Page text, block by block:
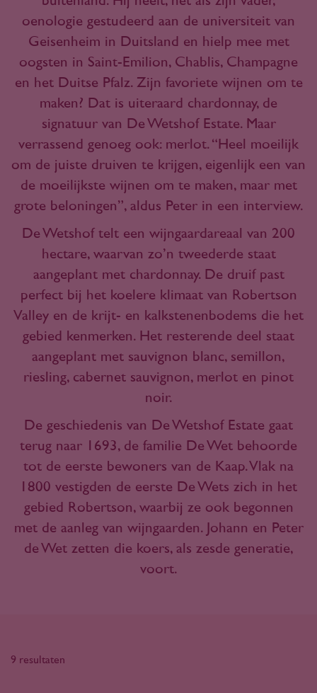
oenologie gestudeerd aan de universiteit van
Geisenheim in Duitsland en hielp mee met
oogsten in Saint-Emilion, Chablis, Champagne
en het Duitse Pfalz. Zijn favoriete wijnen om te
maken? Dat is uiteraard chardonnay, de
signatuur van De Wetshof Estate. Maar
verrassend genoeg ook: merlot. “Heel moeilijk
om de juiste druiven te krijgen, eigenlijk een van
de moeilijkste wijnen om te maken, maar met
grote beloningen”, aldus Peter in een interview.
De Wetshof telt een wijngaardareaal van 200
hectare, waarvan zo’n tweederde staat
aangeplant met chardonnay. De druif past
perfect bij het koelere klimaat van Robertson
Valley en de krijt- en kalkstenenbodems die het
gebied kenmerken. Het resterende deel staat
aangeplant met sauvignon blanc, semillon,
riesling, cabernet sauvignon, merlot en pinot
noir.
De geschiedenis van De Wetshof Estate gaat
terug naar 1693, de familie De Wet behoorde
tot de eerste bewoners van de Kaap. Vlak na
1800 vestigden de eerste De Wets zich in het
gebied Robertson, waarbij ze ook begonnen
met de aanleg van wijngaarden. Johann en Peter
de Wet zetten die koers, als zesde generatie,
voort.
9 resultaten